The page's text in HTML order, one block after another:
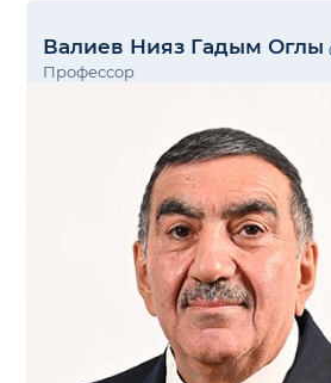
Валиев Нияз Гадым Оглы
Профессор